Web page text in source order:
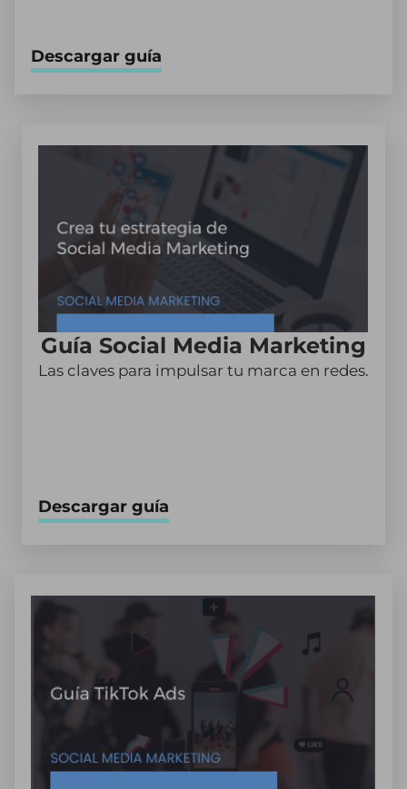
Descargar guía
Guía Social Media Marketing
Las claves para impulsar tu marca en redes.
Descargar guía